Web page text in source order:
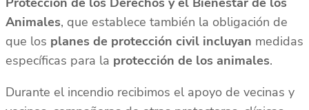
Animales, que establece también la obligación de
que los planes de protección civil incluyan medidas
específicas para la protección de los animales.
Durante el incendio recibimos el apoyo de vecinas y